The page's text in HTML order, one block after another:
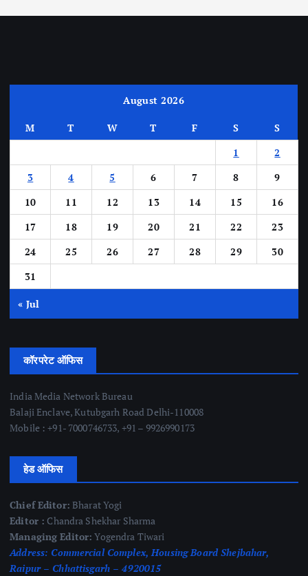
August 2026
M T W T F S
S
1
2
3
4 5 6 7 8
9
10
11 12 13 14 15
16
17
18 19 20 21 22
23
24
25 26 27 28 29
30
31
« Jul
कॉरपरेट ऑफिस
India Media Network Bureau
Balaji Enclave, Kutubgarh Road Delhi-110008
Mobile : +91- 7000746733, +91 – 9926990173
हेड ऑफिस
Chief Editor: Bharat Yogi
Editor : Chandra Shekhar Sharma
Managing Editor: Yogendra Tiwari
Address: Commercial Complex, Housing Board Shejbahar,
Raipur – Chhattisgarh – 4920015